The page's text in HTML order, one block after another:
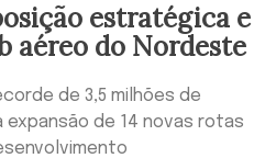
estratégica e
aéreo do Nordeste
de 3,5 milhões de
de 14 novas rotas